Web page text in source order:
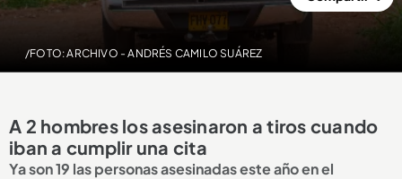
/FOTO: ARCHIVO - ANDRÉS CAMILO SUÁREZ
A 2 hombres los asesinaron a tiros cuando
iban a cumplir una cita
Ya son 19 las personas asesinadas este año en el